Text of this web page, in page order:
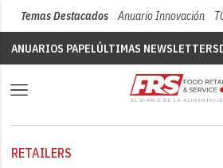
Temas Destacados Anuario Innovación
ANUARIOS PAPELÚLTIMAS NEWSLETTERS
RETAILERS